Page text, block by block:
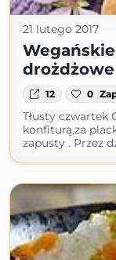
21 lutego 2017
12 0
Tłusty czwartek
konfiturą,za
zapusty . Przez